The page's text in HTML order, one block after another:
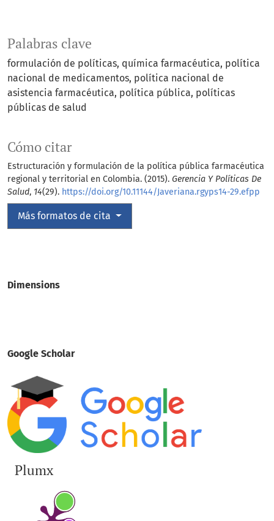
Palabras clave
formulación de políticas química farmacéutica política
nacional de medicamentos política nacional de
asistencia farmacéutica política pública políticas
públicas de salud
Cómo citar
Estructuración y formulación de la política pública farmacéutica
regional y territorial en Colombia. (2015). Gerencia Y Políticas De
Salud, 14(29). https://doi.org/10.11144/Javeriana.rgyps14-29.efpp
Más formatos de cita
Dimensions
Google Scholar
Plumx